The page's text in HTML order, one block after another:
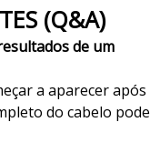
(Q&A)
de um
a aparecer após
do cabelo pode